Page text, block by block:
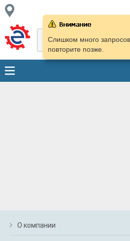
Слишком много
повторите позже.
О компании